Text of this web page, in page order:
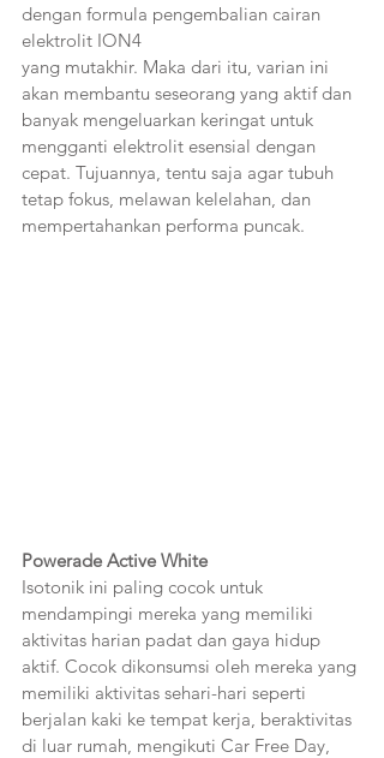
dengan formula pengembalian cairan
elektrolit ION4
yang mutakhir. Maka dari itu, varian ini
akan membantu seseorang yang aktif dan
banyak mengeluarkan keringat untuk
mengganti elektrolit esensial dengan
cepat. Tujuannya, tentu saja agar tubuh
tetap fokus, melawan kelelahan, dan
mempertahankan performa puncak.
Powerade Active White
Isotonik ini paling cocok untuk
mendampingi mereka yang memiliki
aktivitas harian padat dan gaya hidup
aktif. Cocok dikonsumsi oleh mereka yang
memiliki aktivitas sehari-hari seperti
berjalan kaki ke tempat kerja, beraktivitas
di luar rumah, mengikuti Car Free Day,